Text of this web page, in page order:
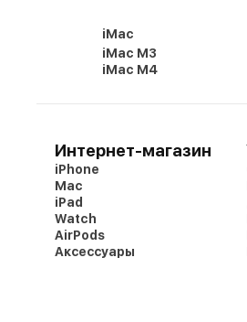
iMac
iMac M3
iMac M4
Интернет-магазин
iPhone
Mac
iPad
Watch
AirPods
Аксессуары